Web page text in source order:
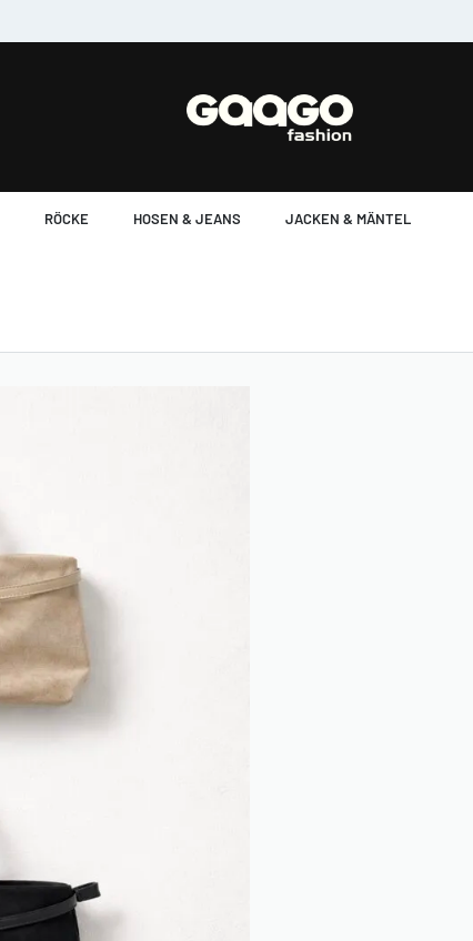
RÖCKE HOSEN & JEANS JACKEN & MÄNTEL